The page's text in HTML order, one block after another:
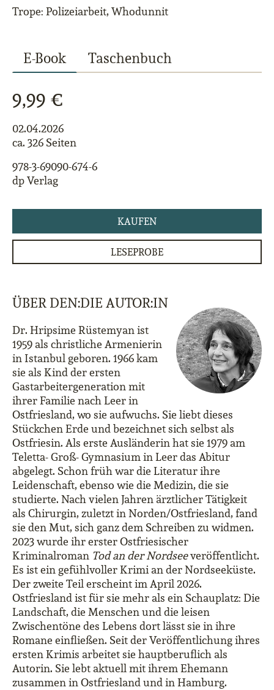
Trope: Polizeiarbeit, Whodunnit
E-Book Taschenbuch
9,99 €
02.04.2026
ca. 326 Seiten
978-3-69090-674-6
dp Verlag
KAUFEN
LESEPROBE
ÜBER DEN:DIE AUTOR:IN
Dr. Hripsime Rüstemyan ist
1959 als christliche Armenierin
in Istanbul geboren. 1966 kam
sie als Kind der ersten
Gastarbeitergeneration mit
ihrer Familie nach Leer in
Ostfriesland, wo sie aufwuchs. Sie liebt dieses
Stückchen Erde und bezeichnet sich selbst als
Ostfriesin. Als erste Ausländerin hat sie 1979 am
Teletta- Groß- Gymnasium in Leer das Abitur
abgelegt. Schon früh war die Literatur ihre
Leidenschaft, ebenso wie die Medizin, die sie
studierte. Nach vielen Jahren ärztlicher Tätigkeit
als Chirurgin, zuletzt in Norden/Ostfriesland, fand
sie den Mut, sich ganz dem Schreiben zu widmen.
2023 wurde ihr erster Ostfriesischer
Kriminalroman Tod an der Nordseeveröffentlicht.
Es ist ein gefühlvoller Krimi an der Nordseeküste.
Der zweite Teil erscheint im April 2026.
Ostfriesland ist für sie mehr als ein Schauplatz: Die
Landschaft, die Menschen und die leisen
Zwischentöne des Lebens dort lässt sie in ihre
Romane einfließen. Seit der Veröffentlichung ihres
ersten Krimis arbeitet sie hauptberuflich als
Autorin. Sie lebt aktuell mit ihrem Ehemann
zusammen in Ostfriesland und in Hamburg.